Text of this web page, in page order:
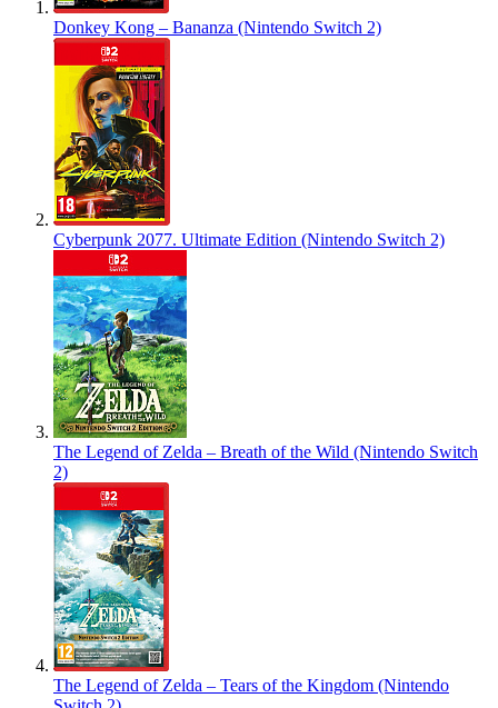
Donkey Kong – Bananza (Nintendo Switch 2)
Cyberpunk 2077. Ultimate Edition (Nintendo Switch 2)
The Legend of Zelda – Breath of the Wild (Nintendo Switch
2)
The Legend of Zelda – Tears of the Kingdom (Nintendo